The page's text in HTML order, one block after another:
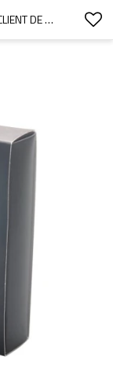
EMBALLAGE ADAPTÉ AUX BESOINS DU CLIENT DE BOÎTE DE CHOCOLAT DE TIROIR DE SUCRERIE DOUCE AVEC LA STRATIFICATION MATE